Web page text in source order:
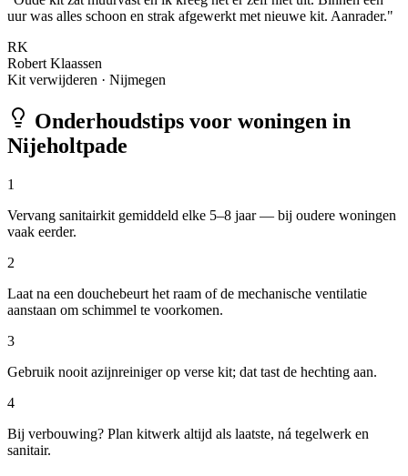
uur was alles schoon en strak afgewerkt met nieuwe kit. Aanrader."
RK
Robert Klaassen
Kit verwijderen · Nijmegen
Onderhoudstips voor woningen in
Nijeholtpade
1
Vervang sanitairkit gemiddeld elke 5–8 jaar — bij oudere woningen
vaak eerder.
2
Laat na een douchebeurt het raam of de mechanische ventilatie
aanstaan om schimmel te voorkomen.
3
Gebruik nooit azijnreiniger op verse kit; dat tast de hechting aan.
4
Bij verbouwing? Plan kitwerk altijd als laatste, ná tegelwerk en
sanitair.